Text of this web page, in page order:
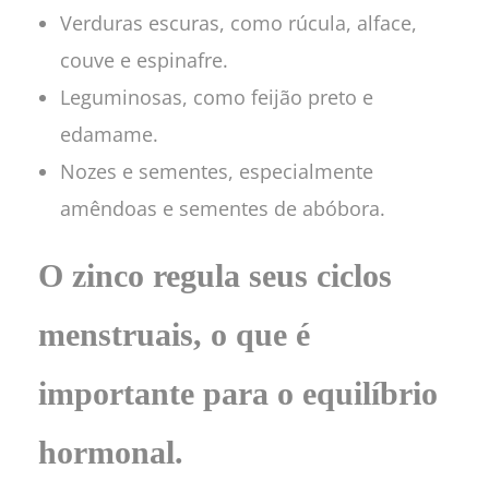
Verduras escuras, como rúcula, alface,
couve e espinafre.
Leguminosas, como feijão preto e
edamame.
Nozes e sementes, especialmente
amêndoas e sementes de abóbora.
O zinco regula seus ciclos
menstruais, o que é
importante para o equilíbrio
hormonal.